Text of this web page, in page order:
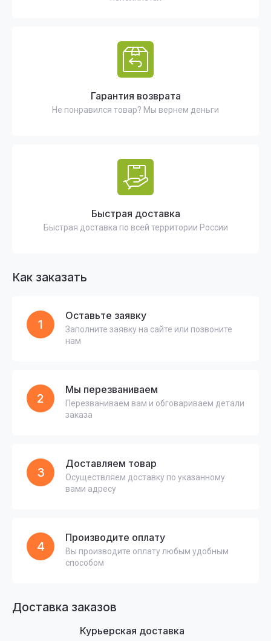
Гарантия возврата
Не понравился товар? Мы вернем деньги
Быстрая доставка
Быстрая доставка по всей территории России
Как заказать
1
Оставьте заявку
Заполните заявку на сайте или позвоните
нам
2
Мы перезваниваем
Перезваниваем вам и обговариваем детали
заказа
3
Доставляем товар
Осуществляем доставку по указанному
вами адресу
4
Производите оплату
Вы производите оплату любым удобным
способом
Доставка заказов
Курьерская доставка